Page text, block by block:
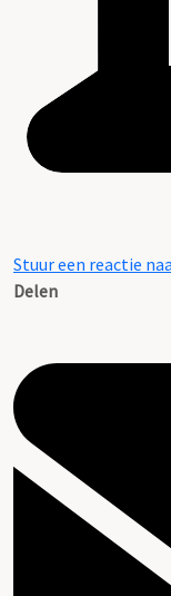
Stuur een reactie
Delen